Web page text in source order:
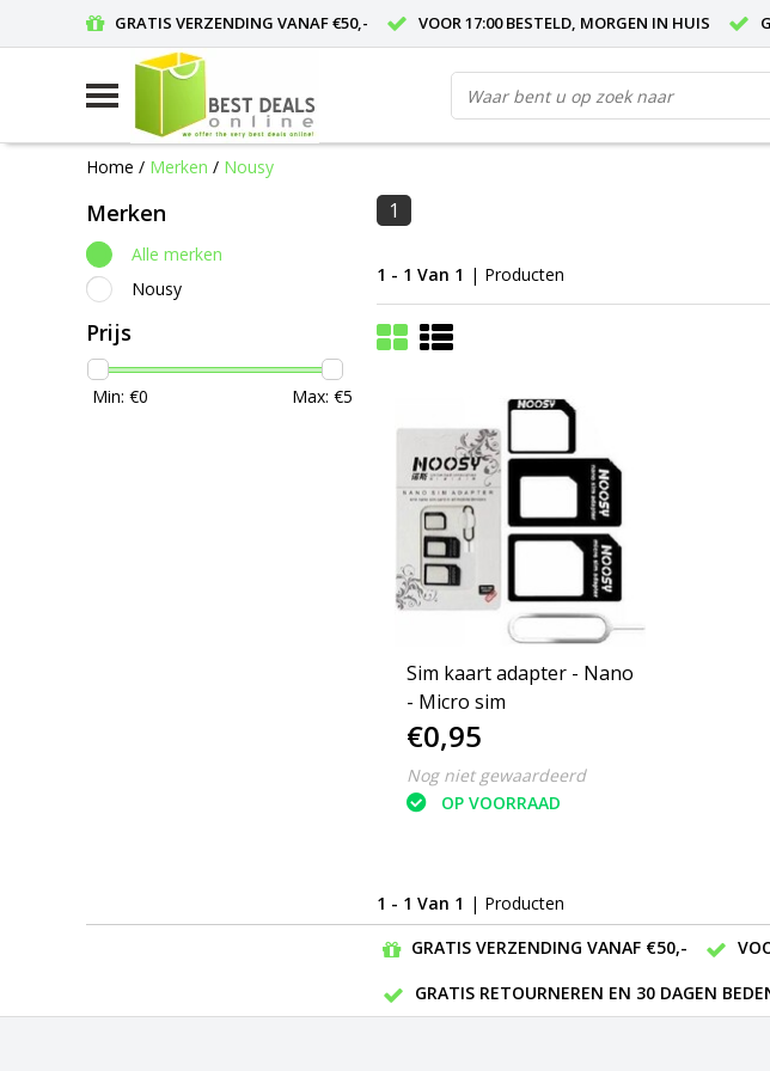
GRATIS VERZENDING VANAF €50,- VOOR 17:00 BESTELD, MORGEN IN HUIS
Home / Merken / Nousy
Merken
Alle merken
Nousy
Prijs
Min: €0 Max: €5
1
1 - 1 Van 1 | Producten
Sim kaart adapter - Nano
- Micro sim
€0,95
Nog niet gewaardeerd
OP VOORRAAD
1 - 1 Van 1 | Producten
GRATIS VERZENDING VANAF €50,-
GRATIS RETOURNEREN EN 30 DAGEN